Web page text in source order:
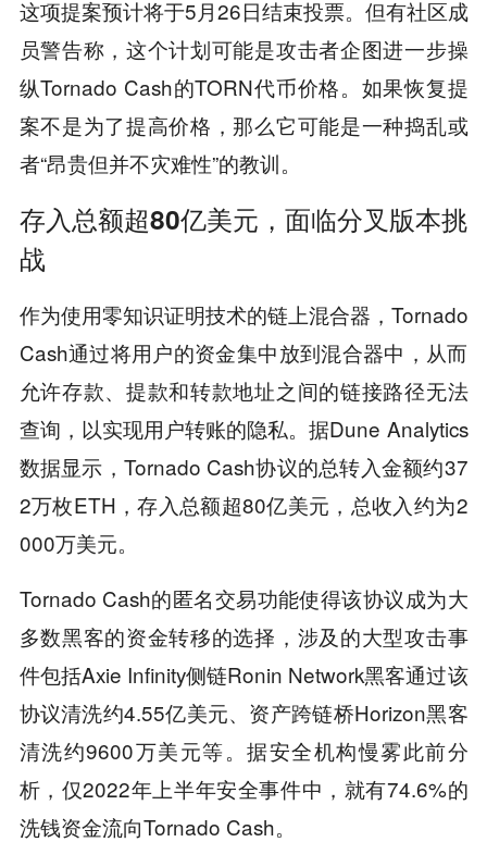
这项提案预计将于5月26日结束投票。但有社区成
员警告称，这个计划可能是攻击者企图进一步操
纵Tornado Cash的TORN代币价格。如果恢复提
案不是为了提高价格，那么它可能是一种捣乱或
者“昂贵但并不灾难性”的教训。
存入总额超80亿美元，面临分叉版本挑
战
作为使用零知识证明技术的链上混合器，Tornado
Cash通过将用户的资金集中放到混合器中，从而
允许存款、提款和转款地址之间的链接路径无法
查询，以实现用户转账的隐私。据Dune Analytics
数据显示，Tornado Cash协议的总转入金额约37
2万枚ETH，存入总额超80亿美元，总收入约为2
000万美元。
Tornado Cash的匿名交易功能使得该协议成为大
多数黑客的资金转移的选择，涉及的大型攻击事
件包括Axie Infinity侧链Ronin Network黑客通过该
协议清洗约4.55亿美元、资产跨链桥Horizon黑客
清洗约9600万美元等。据安全机构慢雾此前分
析，仅2022年上半年安全事件中，就有74.6%的
洗钱资金流向Tornado Cash。